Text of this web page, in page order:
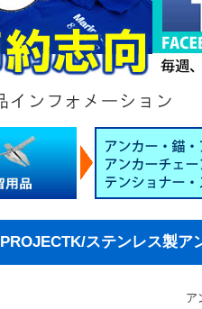
PROJECTK/ステンレス製ア
ア